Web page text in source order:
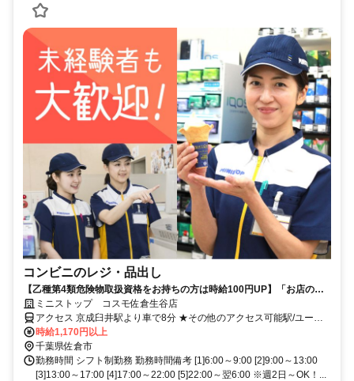
コンビニのレジ・品出し
【乙種第4類危険物取扱資格をお持ちの方は時給100円UP】「お店の雰
囲気が良かったから！」実際にお店を利用したことのある方からもご応
募頂いています♪募集シフトの中からまずは好きな時間をお選びください
☆
ミニストップ コスモ佐倉生谷店
アクセス 京成臼井駅より車で8分 ★その他のアクセス可能駅/ユーカ
リが丘駅、地区センター駅、公園駅、女子大駅 ★県道64号線(佐倉街
道)沿い、生谷交差点そば(ENEOS近く)
時給1,170円以上
千葉県佐倉市
勤務時間 シフト制勤務 勤務時間備考 [1]6:00～9:00 [2]9:00～13:00
[3]13:00～17:00 [4]17:00～22:00 [5]22:00～翌6:00 ※週2日～OK！...